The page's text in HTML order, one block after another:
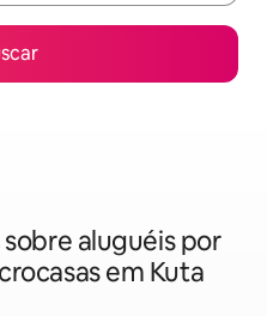
aluguéis por
em Kuta